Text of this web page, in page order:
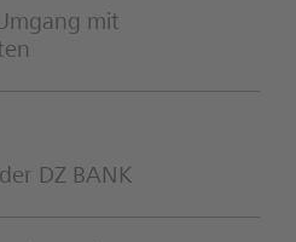
mit
DZ BANK